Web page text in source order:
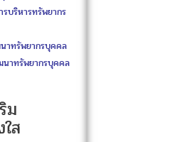
รบริหารทรัพยากร
าทรัพยากรบุคคล
นาทรัพยากรบุคคล
ม
ส